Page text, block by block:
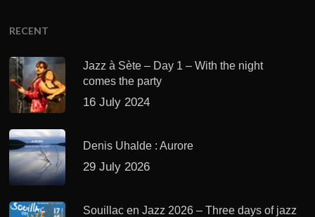
RECENT
Jazz à Sète – Day 1 – With the night
comes the party
16 July 2024
Denis Uhalde : Aurore
29 July 2026
Souillac en Jazz 2026 – Three days of jazz